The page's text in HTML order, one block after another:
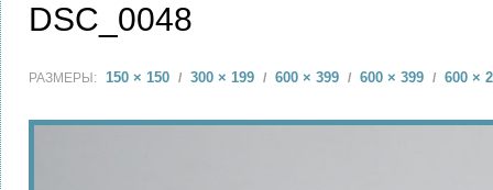
DSC_0048
РАЗМЕРЫ: 150 × 150 / 300 × 199 / 600 × 399 / 600 × 399 / 600 ×